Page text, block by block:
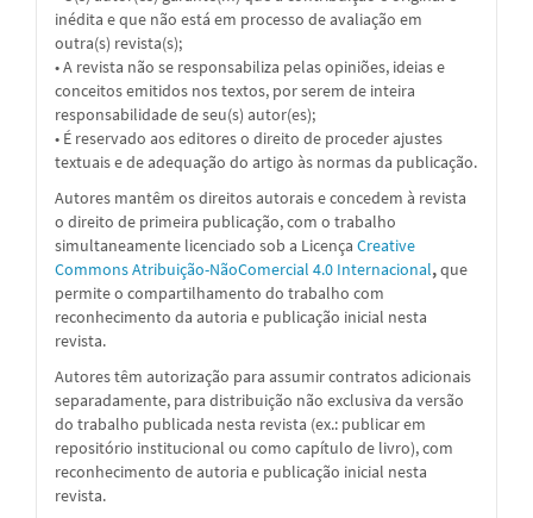
inédita e que não está em processo de avaliação em
outra(s) revista(s);
• A revista não se responsabiliza pelas opiniões, ideias e
conceitos emitidos nos textos, por serem de inteira
responsabilidade de seu(s) autor(es);
• É reservado aos editores o direito de proceder ajustes
textuais e de adequação do artigo às normas da publicação.
Autores mantêm os direitos autorais e concedem à revista
o direito de primeira publicação, com o trabalho
simultaneamente licenciado sob a Licença Creative
Commons Atribuição-NãoComercial 4.0 Internacional,que
permite o compartilhamento do trabalho com
reconhecimento da autoria e publicação inicial nesta
revista.
Autores têm autorização para assumir contratos adicionais
separadamente, para distribuição não exclusiva da versão
do trabalho publicada nesta revista (ex.: publicar em
repositório institucional ou como capítulo de livro), com
reconhecimento de autoria e publicação inicial nesta
revista.